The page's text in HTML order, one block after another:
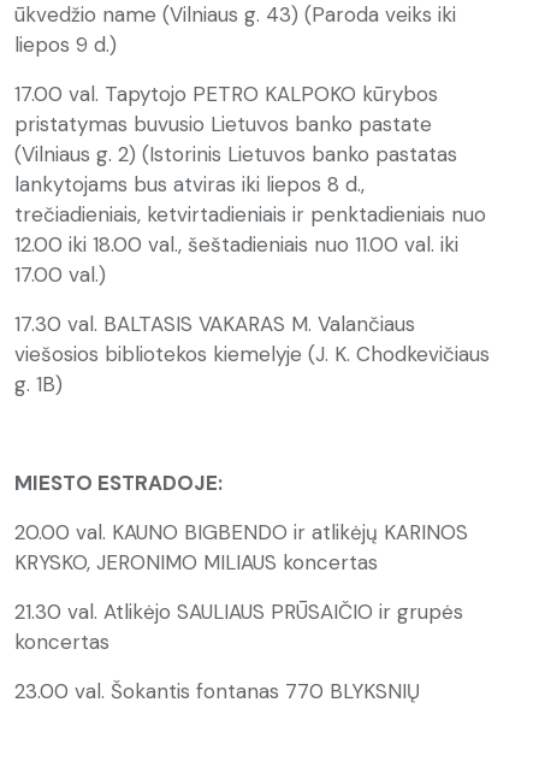
ūkvedžio name (Vilniaus g. 43) (Paroda veiks iki
liepos 9 d.)
17.00 val. Tapytojo PETRO KALPOKO kūrybos
pristatymas buvusio Lietuvos banko pastate
(Vilniaus g. 2) (Istorinis Lietuvos banko pastatas
lankytojams bus atviras iki liepos 8 d.,
trečiadieniais, ketvirtadieniais ir penktadieniais nuo
12.00 iki 18.00 val., šeštadieniais nuo 11.00 val. iki
17.00 val.)
17.30 val. BALTASIS VAKARAS M. Valančiaus
viešosios bibliotekos kiemelyje (J. K. Chodkevičiaus
g. 1B)
MIESTO ESTRADOJE:
20.00 val. KAUNO BIGBENDO ir atlikėjų KARINOS
KRYSKO, JERONIMO MILIAUS koncertas
21.30 val. Atlikėjo SAULIAUS PRŪSAIČIO ir grupės
koncertas
23.00 val. Šokantis fontanas 770 BLYKSNIŲ